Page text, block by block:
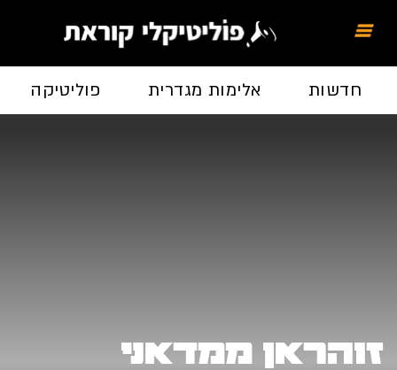
חדשות אלימות מגדרית פוליטיקה
זוהראן ממדאני